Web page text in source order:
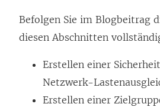
t
n
n
e
Befolgen Sie im Blogbeitrag
diesen Abschnitten
Erstellen einer
Netzwerk-
Erstellen einer